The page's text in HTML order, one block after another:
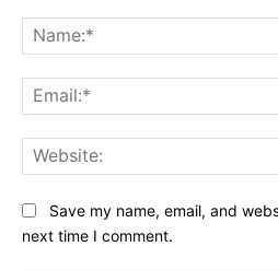
Save my name, email, and
next time I comment.